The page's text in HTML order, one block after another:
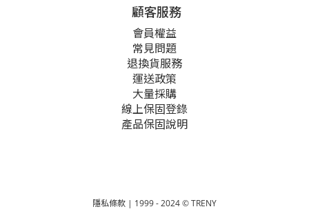
顧客服務
會員權益
常見問題
退換貨服務
運送政策
大量採購
線上保固登錄
產品保固說明
隱私條款 | 1999 - 2024 © TRENY